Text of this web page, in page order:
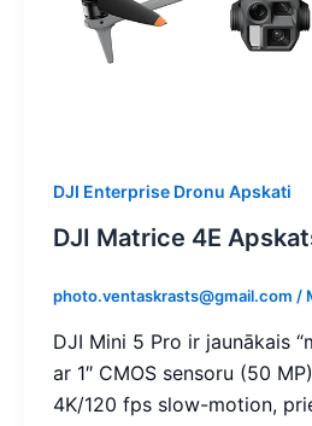
DJI Enterprise Dronu Apskati
DJI Matrice 4E
photo.ventaskrasts@gmail.com /
DJI Mini 5 Pro ir jaunākais
ar 1″ CMOS sensoru (50
4K/120 fps slow-motion,